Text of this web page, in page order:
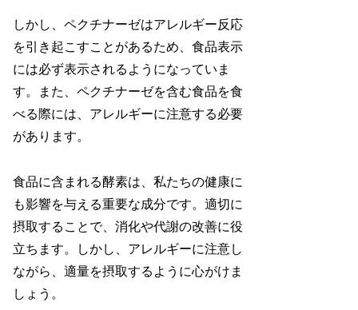
しかし、ペクチナーゼはアレルギー反応
を引き起こすことがあるため、食品表示
には必ず表示されるようになっていま
す。また、ペクチナーゼを含む食品を食
べる際には、アレルギーに注意する必要
があります。
食品に含まれる酵素は、私たちの健康に
も影響を与える重要な成分です。適切に
摂取することで、消化や代謝の改善に役
立ちます。しかし、アレルギーに注意し
ながら、適量を摂取するように心がけま
しょう。